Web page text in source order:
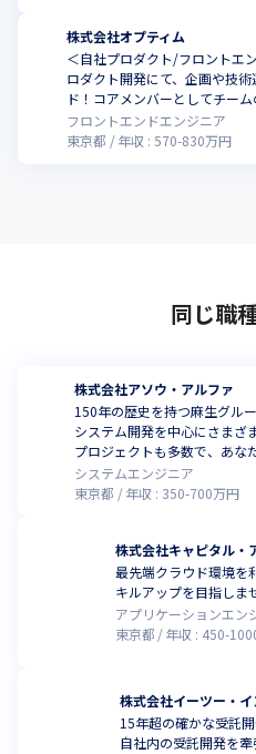
株式会社オプティム
＜自社プロダクト/フロントエ
ロダクト開発にて、企画や技
ド！コアメンバーとしてチー
を進化させる役割をお任せします
フロントエンドエンジニア
東京都
年収 :570-830万円
同じ職
株式会社アソウ・アルファ
150年の歴史を持つ麻生グル
システム開発を中心にさまざ
プロジェクトも多数で、あな
システムエンジニア
東京都
年収 : 350-700万円
株式会社キャピタル・
最先端クラウド環境を
キルアップを目指しま
アプリケーションエン
東京都
年収 : 450-
株式会社イーツー・イ
15年超の確かな受託
自社内の受託開発を牽